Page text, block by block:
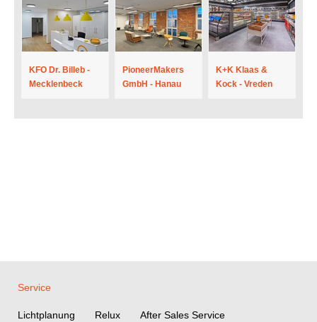
KFO Dr. Billeb -
Mecklenbeck
PioneerMakers
GmbH - Hanau
K+K Klaas &
Kock - Vreden
Service
Lichtplanung Relux After Sales Service